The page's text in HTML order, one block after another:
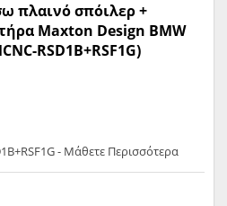
πλαινό σπόιλερ +
Maxton Design BMW
RSD1B+RSF1G)
- Μάθετε Περισσότερα